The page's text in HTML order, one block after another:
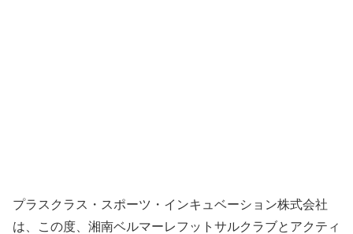
プラスクラス・スポーツ・インキュベーション株式会社
は、この度、湘南ベルマーレフットサルクラブとアクティ